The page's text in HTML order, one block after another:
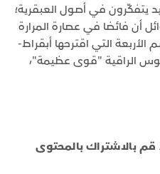
يتفكّرون في أصول العبقرية؛
أن فائضا في عصارة المرارة
التي اقترحها أبقراط-
الراقية "قوى عظيمة"،
قم بالاشتراك بالمحتوى